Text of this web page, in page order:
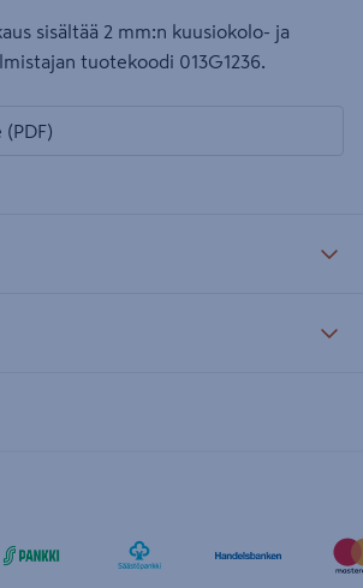
sisältää 2 mm:n kuusiokolo- ja
tuotekoodi 013G1236.
(PDF)